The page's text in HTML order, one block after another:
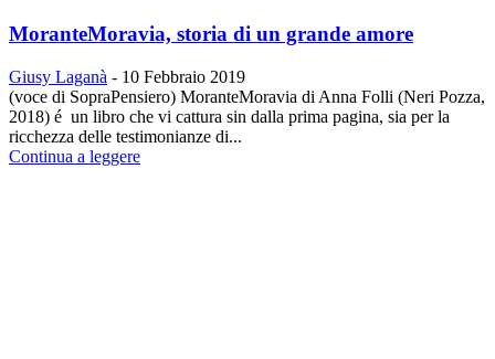
MoranteMoravia, storia di un grande amore
Giusy Laganà - 10 Febbraio 2019
(voce di SopraPensiero) MoranteMoravia di Anna Folli (Neri Pozza,
2018) é un libro che vi cattura sin dalla prima pagina, sia per la
ricchezza delle testimonianze di...
Continua a leggere